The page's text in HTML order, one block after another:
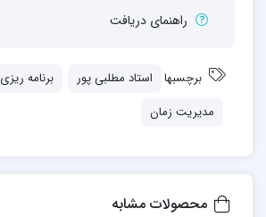
راهنمای دریافت
برچسبها استاد مطلبی پور
برنامه ریزی
مدیریت زمان
محصولات مشابه